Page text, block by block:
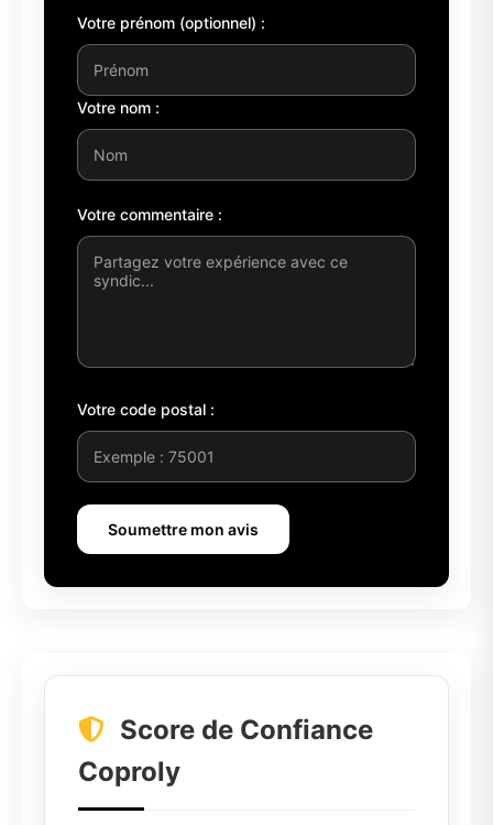
Votre prénom (optionnel) :
Votre nom :
Votre commentaire :
Votre code postal :
Soumettre mon avis
Score de Confiance
Coproly